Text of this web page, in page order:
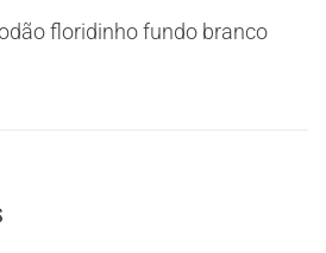
floridinho fundo branco